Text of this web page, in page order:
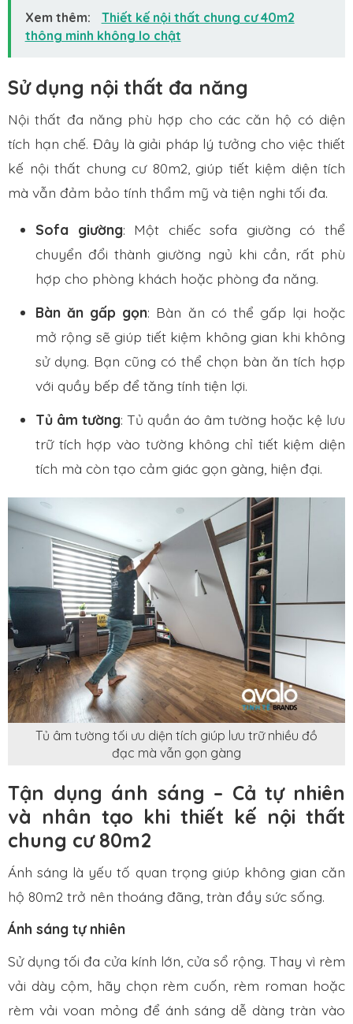
Xem thêm:
Thiết kế nội thất chung cư 40m2
thông minh không lo chật
Sử dụng nội thất đa năng
Nội thất đa năng phù hợp cho các căn hộ có diện
tích hạn chế. Đây là giải pháp lý tưởng cho việc thiết
kế nội thất chung cư 80m2, giúp tiết kiệm diện tích
mà vẫn đảm bảo tính thẩm mỹ và tiện nghi tối đa.
Sofa giường: Một chiếc sofa giường có thể
chuyển đổi thành giường ngủ khi cần, rất phù
hợp cho phòng khách hoặc phòng đa năng.
Bàn ăn gấp gọn: Bàn ăn có thể gấp lại hoặc
mở rộng sẽ giúp tiết kiệm không gian khi không
sử dụng. Bạn cũng có thể chọn bàn ăn tích hợp
với quầy bếp để tăng tính tiện lợi.
Tủ âm tường: Tủ quần áo âm tường hoặc kệ lưu
trữ tích hợp vào tường không chỉ tiết kiệm diện
tích mà còn tạo cảm giác gọn gàng, hiện đại.
Tủ âm tường tối ưu diện tích giúp lưu trữ nhiều đồ
đạc mà vẫn gọn gàng
Tận dụng ánh sáng – Cả tự nhiên
và nhân tạo khi thiết kế nội thất
chung cư 80m2
Ánh sáng là yếu tố quan trọng giúp không gian căn
hộ 80m2 trở nên thoáng đãng, tràn đầy sức sống.
Ánh sáng tự nhiên
Sử dụng tối đa cửa kính lớn, cửa sổ rộng. Thay vì rèm
vải dày cộm, hãy chọn rèm cuốn, rèm roman hoặc
rèm vải voan mỏng để ánh sáng dễ dàng tràn vào